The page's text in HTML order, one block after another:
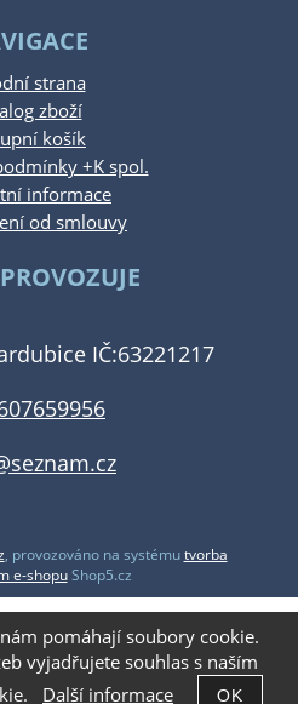
strana
zboží
košík
+K spol.
informace
od smlouvy
IČ:63221217
, provozováno na systémutvorba
e-shopuShop5.cz
pomáhají soubory cookie.
vyjadřujete souhlas s naším
Další informace